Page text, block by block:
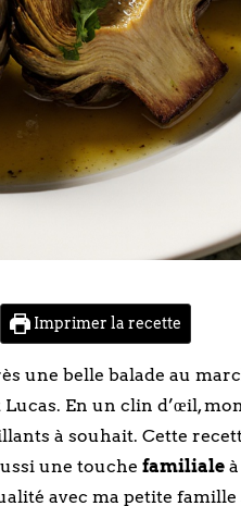
Imprimer la recette
une belle balade au
En un clin d’œil,
à souhait. Cette
une touche familiale
avec ma petite